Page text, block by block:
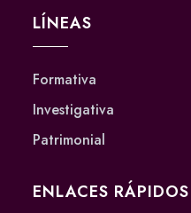
LÍNEAS
Formativa
Investigativa
Patrimonial
ENLACES RÁPIDOS